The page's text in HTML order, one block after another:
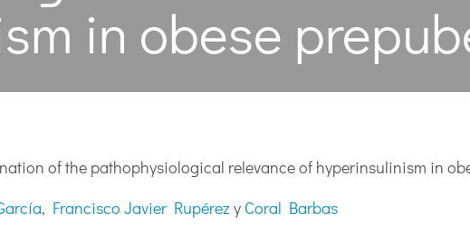
in obese
of the pathophysiological relevance of hyperinsulinism in
, Francisco Javier Rupérez y Coral Barbas